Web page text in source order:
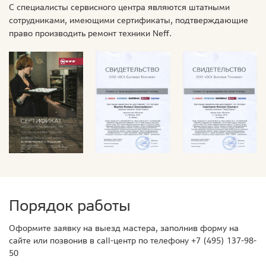
С специалисты сервисного центра являются штатными
сотрудниками, имеющими сертификаты, подтверждающие
право производить ремонт техники Neff.
Порядок работы
Оформите заявку на выезд мастера, заполнив форму на
сайте или позвонив в call-центр по телефону +7 (495) 137-98-
50